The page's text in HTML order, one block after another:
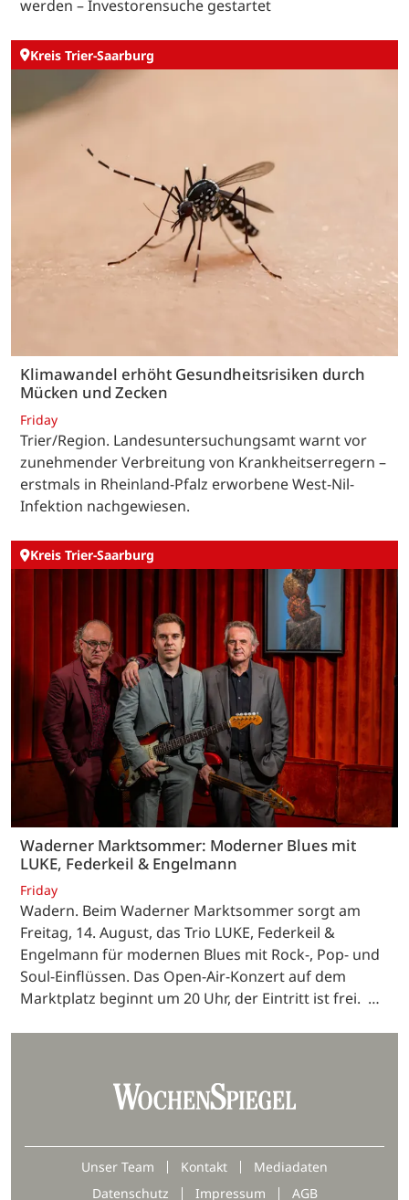
werden – Investorensuche gestartet
Kreis Trier-Saarburg
Klimawandel erhöht Gesundheitsrisiken durch
Mücken und Zecken
Friday
Trier/Region. Landesuntersuchungsamt warnt vor
zunehmender Verbreitung von Krankheitserregern –
erstmals in Rheinland-Pfalz erworbene West-Nil-
Infektion nachgewiesen.
Kreis Trier-Saarburg
Waderner Marktsommer: Moderner Blues mit
LUKE, Federkeil & Engelmann
Friday
Wadern. Beim Waderner Marktsommer sorgt am
Freitag, 14. August, das Trio LUKE, Federkeil &
Engelmann für modernen Blues mit Rock-, Pop- und
Soul-Einflüssen. Das Open-Air-Konzert auf dem
Marktplatz beginnt um 20 Uhr, der Eintritt ist frei. …
Unser Team Kontakt
Mediadaten
Datenschutz
Impressum AGB